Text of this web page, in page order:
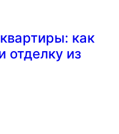
как
отделку из